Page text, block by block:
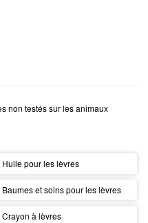
non testés sur les animaux
Huile pour les lèvres
Baumes et soins pour les lèvres
Crayon à lèvres